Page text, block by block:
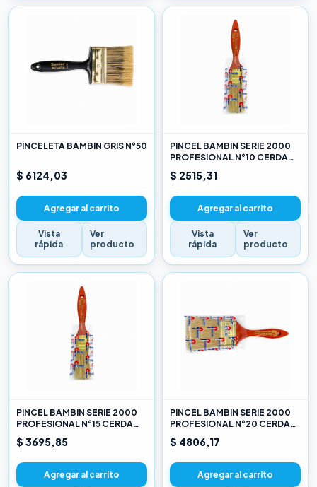
PINCELETA BAMBIN GRIS N°50
$ 6124,03
Agregar al carrito
Vista
rápida
Ver
producto
PINCEL BAMBIN SERIE 2000
PROFESIONAL N°10 CERDA
CHINA BLANCA
$ 2515,31
Agregar al carrito
Vista
rápida
Ver
producto
PINCEL BAMBIN SERIE 2000
PROFESIONAL N°15 CERDA
CHINA BLANCA
$ 3695,85
Agregar al carrito
PINCEL BAMBIN SERIE 2000
PROFESIONAL N°20 CERDA
CHINA BLANCA
$ 4806,17
Agregar al carrito